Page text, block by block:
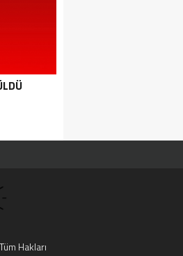
Hakları